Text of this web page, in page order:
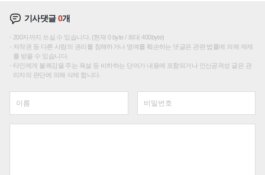
기사댓글0개
200자까지 쓰실 수 있습니다. (현재 0 byte / 최대 400byte)
저작권 등 다른 사람의 권리를 침해하거나 명예를 훼손하는 댓글은 관련 법률에 의해 제재
를 받을 수 있습니다.
타인에게 불쾌감을 주는 욕설 등 비하하는 단어가 내용에 포함되거나 인신공격성 글은 관
리자의 판단에 의해 삭제 합니다.